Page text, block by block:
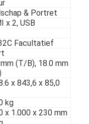
& Portret
x 2, USB
Facultatief
(T/B), 18.0 mm
x 843,6 x 85,0
kg
x 1.000 x 230 mm